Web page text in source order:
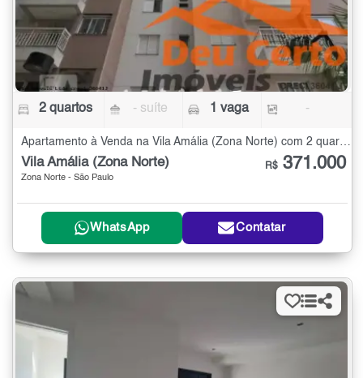
2 quartos - suíte 1 vaga -
Vila Amália (Zona Norte)
Zona Norte - São Paulo
R$ 371.000
WhatsApp Contatar